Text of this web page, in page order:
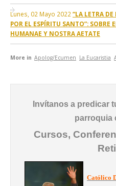
Lunes, 02 Mayo 2022 “LA LETRA
POR EL ESPÍRITU SANTO”:
HUMANAE Y NOSTRA AETATE
More in Apolog/Ecumen La Eucaristia
Invítanos a predicar
parroquia
Cursos,
Católico